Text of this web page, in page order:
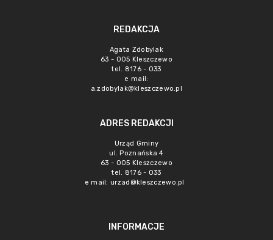
REDAKCJA
Agata Zdobylak
63 - 005 Kleszczewo
tel. 8176 - 033
e mail:
a.zdobylak@kleszczewo.pl
ADRES REDAKCJI
Urząd Gminy
ul. Poznańska 4
63 - 005 Kleszczewo
tel. 8176 - 033
e mail: urzad@kleszczewo.pl
INFORMACJE